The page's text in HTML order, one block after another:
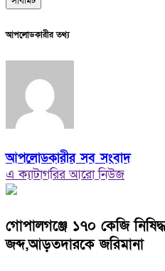
আপলোডকারীর তথ্য
আপলোডকারীর সব সংবাদ
এ ক্যাটাগরির আরো নিউজ
গোপালগঞ্জে ১৭০ কেজি
জব্দ,আড়তদারকে জরিমানা